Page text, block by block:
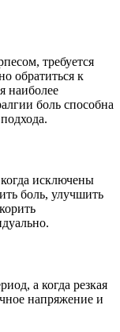
требуется
обратиться к
наиболее
боль способна
исключены
боль, улучшить
а когда резкая
напряжение и